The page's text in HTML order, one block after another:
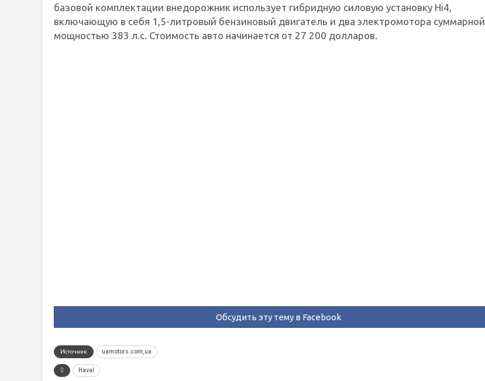
базовой комплектации внедорожник использует гибридную силовую установку Hi4,
включающую в себя 1,5-литровый бензиновый двигатель и два электромотора суммарной
мощностью 383 л.с. Стоимость авто начинается от 27 200 долларов.
Обсудить эту тему в Facebook
Источник uamotors.com,ua
Haval